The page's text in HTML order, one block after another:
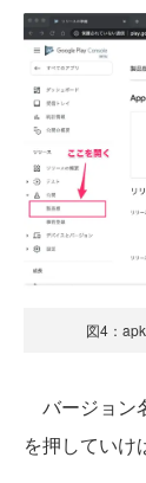
図4：
バージョン
を押していけ